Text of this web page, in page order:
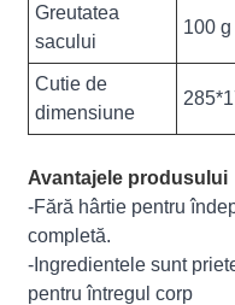
Greutatea
sacului
100 g
Cutie de
dimensiune
Avantajele produsului
-Fără hârtie pentru
completă.
-Ingredientele sunt
pentru întregul corp